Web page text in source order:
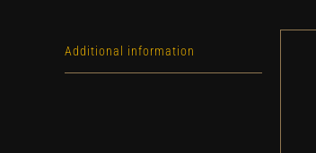
Additional information